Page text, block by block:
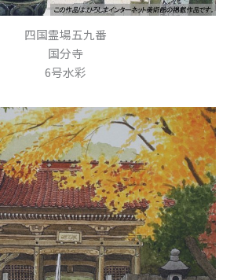
四国霊場五九番
国分寺
6号水彩